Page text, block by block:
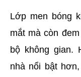
Lớp men bóng
mắt mà còn
bộ không gian.
nhà nổi bật